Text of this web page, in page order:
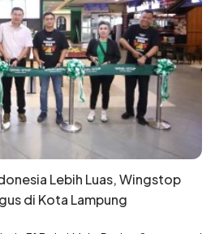
Lebih Luas, Wingstop
di Kota Lampung